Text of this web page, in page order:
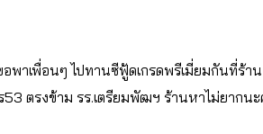
เพื่อนๆ ไปทานซีฟู้ดเกรดพรีเมี่ยมกันที่ร้าน
ตรงข้าม รร.เตรียมพัฒฯ ร้านหาไม่ยากนะ